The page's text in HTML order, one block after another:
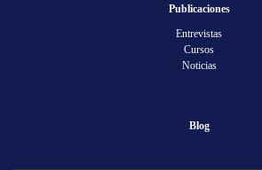
Publicaciones
Entrevistas
Cursos
Noticias
Blog